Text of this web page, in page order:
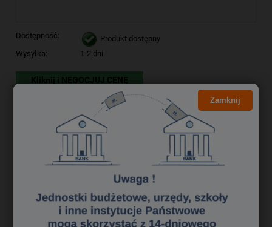
Dostępność:
Produkt dostępny
Wysyłka:
1-2 dni
Kliknij i NEGOCJUJ CENĘ
4,82 zł
do koszyka
Zamknij